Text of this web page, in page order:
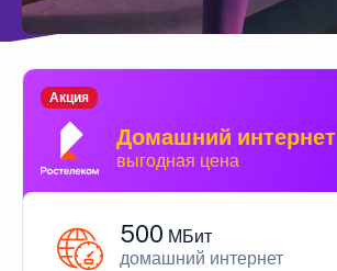
Домашний интернет
выгодная цена
Акция
500 МБит
домашний интернет